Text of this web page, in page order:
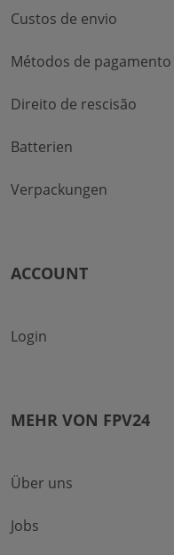
Custos de envio
Métodos de pagamento
Direito de rescisão
Batterien
Verpackungen
ACCOUNT
Login
MEHR VON FPV24
Über uns
Jobs